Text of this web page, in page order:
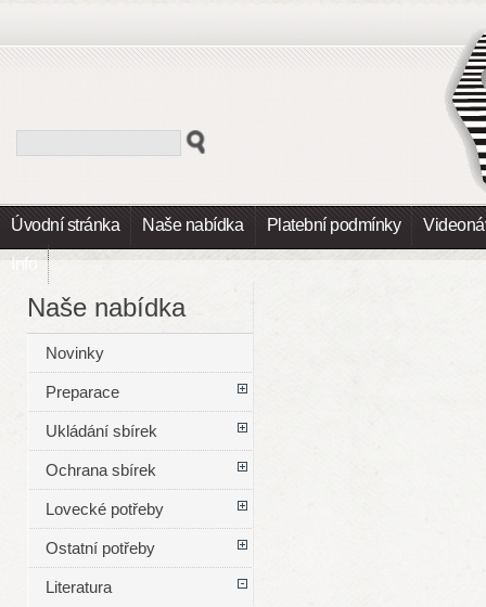
Úvodní stránka Naše nabídka Platební podmínky
Info
Naše nabídka
Novinky
Preparace
Ukládání sbírek
Ochrana sbírek
Lovecké potřeby
Ostatní potřeby
Literatura